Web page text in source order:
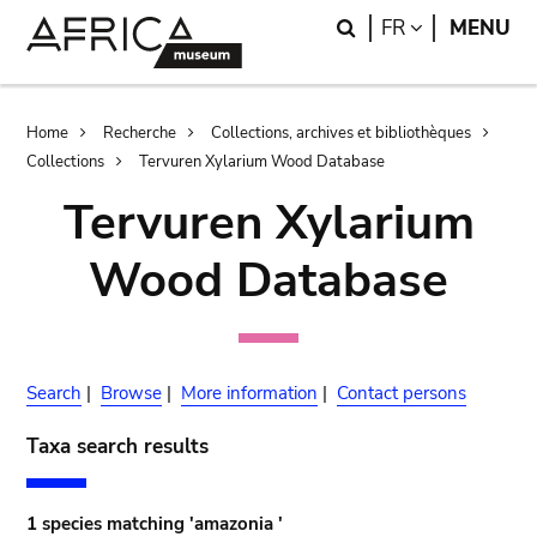
Search
FR LANGUAGE
MENU
Breadcrumb
Home Recherche
Collections, archives et bibliothèques
Collections
Tervuren Xylarium Wood Database
Tervuren Xylarium
Wood Database
Search | Browse | More information | Contact persons
Taxa search results
1 species matching 'amazonia '